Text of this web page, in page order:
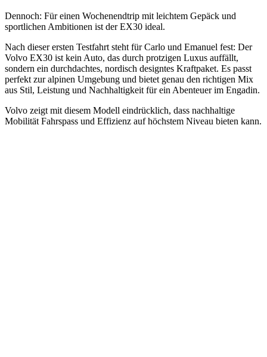
Dennoch: Für einen Wochenendtrip mit leichtem Gepäck und
sportlichen Ambitionen ist der EX30 ideal.
Nach dieser ersten Testfahrt steht für Carlo und Emanuel fest: Der
Volvo EX30 ist kein Auto, das durch protzigen Luxus auffällt,
sondern ein durchdachtes, nordisch designtes Kraftpaket. Es passt
perfekt zur alpinen Umgebung und bietet genau den richtigen Mix
aus Stil, Leistung und Nachhaltigkeit für ein Abenteuer im Engadin.
Volvo zeigt mit diesem Modell eindrücklich, dass nachhaltige
Mobilität Fahrspass und Effizienz auf höchstem Niveau bieten kann.